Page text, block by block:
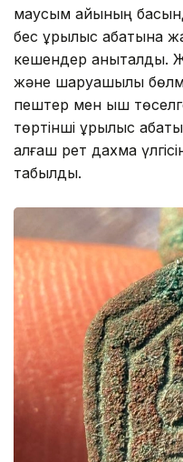
маусым айының
бес құрылыс қабатына
кешендер анықталды.
және шаруашылық
пештер мен қыш
төртінші құрылыс
алғаш рет дахма
табылды.